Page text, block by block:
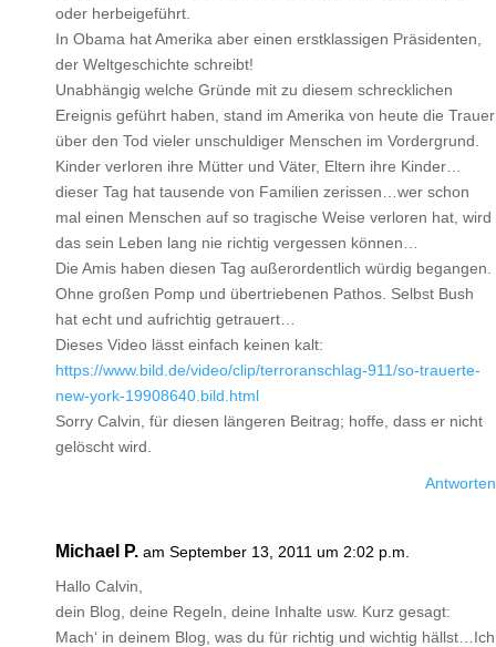
oder herbeigeführt.
In Obama hat Amerika aber einen erstklassigen Präsidenten,
der Weltgeschichte schreibt!
Unabhängig welche Gründe mit zu diesem schrecklichen
Ereignis geführt haben, stand im Amerika von heute die Trauer
über den Tod vieler unschuldiger Menschen im Vordergrund.
Kinder verloren ihre Mütter und Väter, Eltern ihre Kinder…
dieser Tag hat tausende von Familien zerissen…wer schon
mal einen Menschen auf so tragische Weise verloren hat, wird
das sein Leben lang nie richtig vergessen können…
Die Amis haben diesen Tag außerordentlich würdig begangen.
Ohne großen Pomp und übertriebenen Pathos. Selbst Bush
hat echt und aufrichtig getrauert…
Dieses Video lässt einfach keinen kalt:
https://www.bild.de/video/clip/terroranschlag-911/so-trauerte-
new-york-19908640.bild.html
Sorry Calvin, für diesen längeren Beitrag; hoffe, dass er nicht
gelöscht wird.
Antworten
Michael P. am September 13, 2011 um 2:02 p.m.
Hallo Calvin,
dein Blog, deine Regeln, deine Inhalte usw. Kurz gesagt:
Mach‘ in deinem Blog, was du für richtig und wichtig hällst…Ich